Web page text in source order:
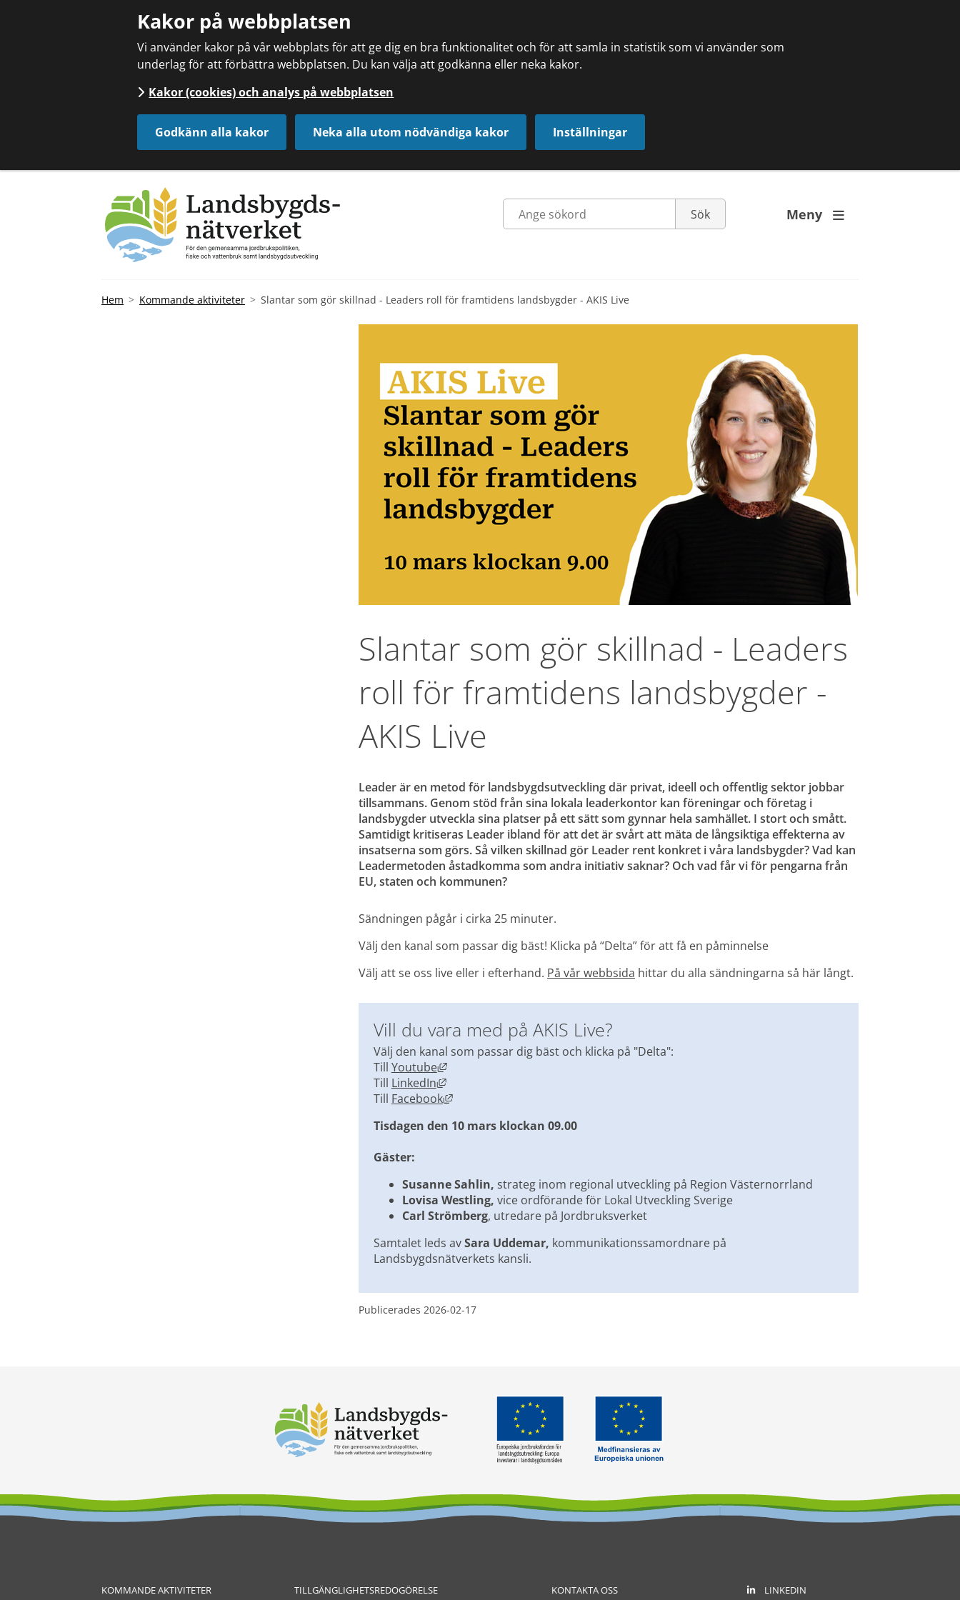
Kakor på webbplatsen
Vi använder kakor på vår webbplats för att ge dig en bra funktionalitet och för att samla in statistik som vi använder som
underlag för att förbättra webbplatsen. Du kan välja att godkänna eller neka kakor.
Kakor (cookies) och analys på webbplatsen
Godkänn alla kakor Neka alla utom nödvändiga kakor Inställningar
Meny 
Hem Kommande aktiviteter Slantar som gör skillnad - Leaders roll för framtidens landsbygder - AKIS Live
Slantar som gör skillnad - Leaders
roll för framtidens landsbygder -
AKIS Live
Leader är en metod för landsbygdsutveckling där privat, ideell och offentlig sektor jobbar
tillsammans. Genom stöd från sina lokala leaderkontor kan föreningar och företag i
landsbygder utveckla sina platser på ett sätt som gynnar hela samhället. I stort och smått.
Samtidigt kritiseras Leader ibland för att det är svårt att mäta de långsiktiga effekterna av
insatserna som görs. Så vilken skillnad gör Leader rent konkret i våra landsbygder? Vad kan
Leadermetoden åstadkomma som andra initiativ saknar? Och vad får vi för pengarna från
EU, staten och kommunen?
Sändningen pågår i cirka 25 minuter.
Välj den kanal som passar dig bäst! Klicka på “Delta” för att få en påminnelse
Välj att se oss live eller i efterhand. På vår webbsida hittar du alla sändningarna så här långt.
Vill du vara med på AKIS Live?
Välj den kanal som passar dig bäst och klicka på "Delta":
Till Youtube Länk till annan webbplats, öppnas i nytt fönster.
Till LinkedIn
Länk till annan webbplats, öppnas i nytt fönster.
Till Facebook Länk till annan webbplats, öppnas i nytt fönster.
Tisdagen den 10 mars klockan 09.00
Gäster:
Susanne Sahlin, strateg inom regional utveckling på Region Västernorrland
Lovisa Westling, vice ordförande för Lokal Utveckling Sverige
Carl Strömberg, utredare på Jordbruksverket
Samtalet leds av Sara Uddemar, kommunikationssamordnare på
Landsbygdsnätverkets kansli.
Publicerades 2026-02-17
KOMMANDE AKTIVITETER TILLGÄNGLIGHETSREDOGÖRELSE KONTAKTA OSS LINKEDIN